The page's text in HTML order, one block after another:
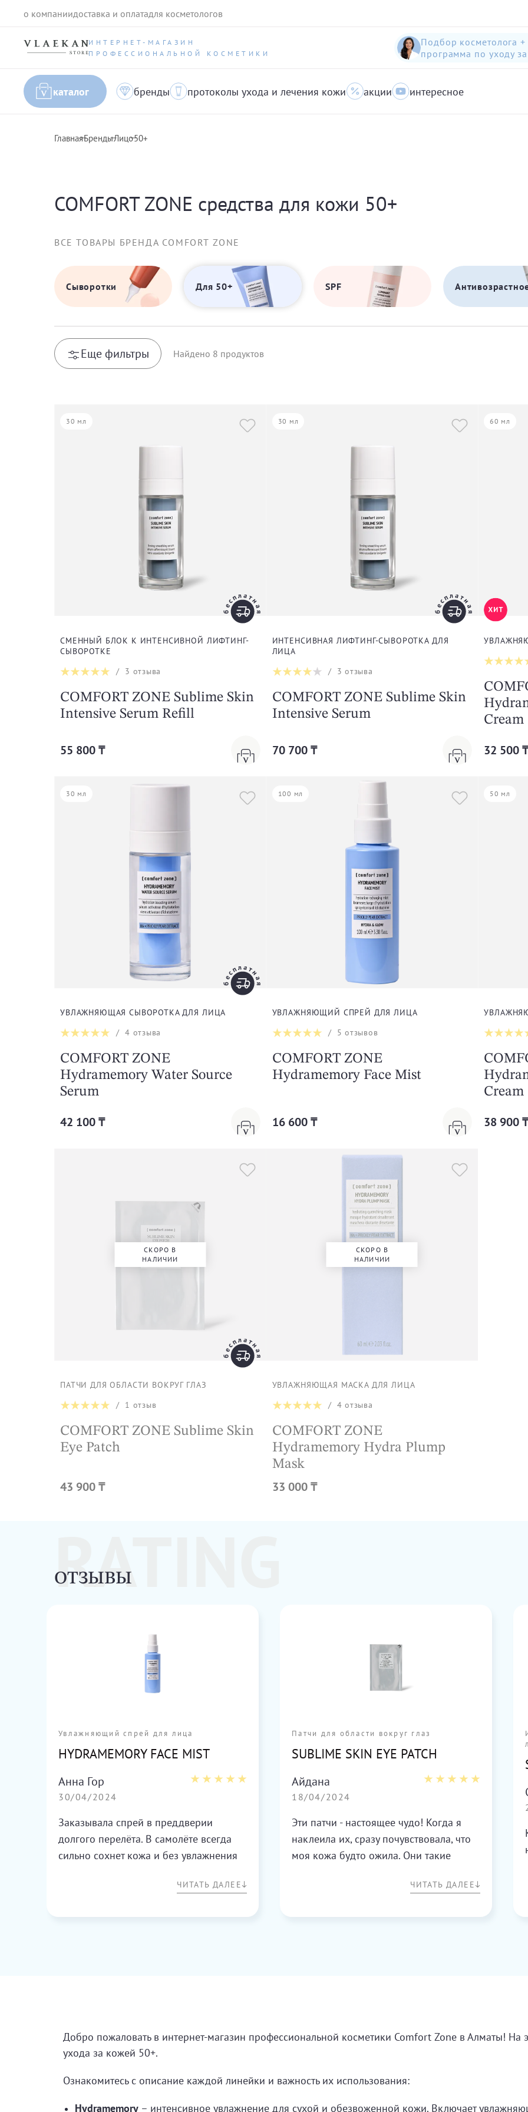
о компаниидоставка и оплатадля косметологов
ИНТЕРНЕТ-МАГАЗИН
ПРОФЕССИОНАЛЬНОЙ КОСМЕТИКИ
Подбор косметолога +
программа по уходу
каталог бренды протоколы ухода и лечения кожи акции интересное
ГлавнаяБрендыЛицо50+
COMFORT ZONE средства для кожи 50+
ВСЕ ТОВАРЫ БРЕНДА COMFORT ZONE
Сыворотки Для 50+ SPF
Еще фильтры
Актуальное
Найдено 8 продуктов
30 мл
СМЕННЫЙ БЛОК К ИНТЕНСИВНОЙ ЛИФТИНГ-
СЫВОРОТКЕ
/ 3 отзыва
COMFORT ZONE Sublime Skin
Intensive Serum Refill
55 800 ₸
30 мл
ИНТЕНСИВНАЯ ЛИФТИНГ-СЫВОРОТКА ДЛЯ
ЛИЦА
/ 3 отзыва
COMFORT ZONE Sublime Skin
Intensive Serum
70 700 ₸
60 мл
Cream
32 500
30 мл
УВЛАЖНЯЮЩАЯ СЫВОРОТКА ДЛЯ ЛИЦА
/4 отзыва
COMFORT ZONE
Hydramemory Water Source
Serum
42 100 ₸
100 мл
УВЛАЖНЯЮЩИЙ СПРЕЙ ДЛЯ ЛИЦА
/ 5 отзывов
COMFORT ZONE
Hydramemory Face Mist
16 600 ₸
50 мл
Cream
38 900
СКОРО В
НАЛИЧИИ
ПАТЧИ ДЛЯ ОБЛАСТИ ВОКРУГ ГЛАЗ
/ 1 отзыв
COMFORT ZONE Sublime Skin
Eye Patch
43 900 ₸
СКОРО В
НАЛИЧИИ
УВЛАЖНЯЮЩАЯ МАСКА ДЛЯ ЛИЦА
/ 4 отзыва
COMFORT ZONE
Hydramemory Hydra Plump
Mask
33 000 ₸
RATING
ОТЗЫВЫ
Увлажняющий спрей для лица
HYDRAMEMORY FACE MIST
Анна Гор
30/04/2024
Заказывала спрей в преддверии
долгого перелёта. В самолёте всегда
сильно сохнет кожа и без увлажнения
мгновенно увлажняет и быстро
липкости или маслянистости. Теперь
ЧИТАТЬ ДАЛЕЕ
Патчи для области вокруг глаз
SUBLIME SKIN EYE PATCH
Айдана
18/04/2024
Эти патчи - настоящее чудо! Когда я
наклеила их, сразу почувствовала, что
моя кожа будто ожила. Они такие
холодный компресс для уставших глаз.
использования мои глаза выглядят
ЧИТАТЬ ДАЛЕЕ
Добро пожаловать в интернет-магазин профессиональной косметики Comfort Zone в Алматы! На
ухода за кожей 50+.
Ознакомитесь с описание каждой линейки и важность их использования:
Hydramemory – интенсивное увлажнение для сухой и обезвоженной кожи. Включает